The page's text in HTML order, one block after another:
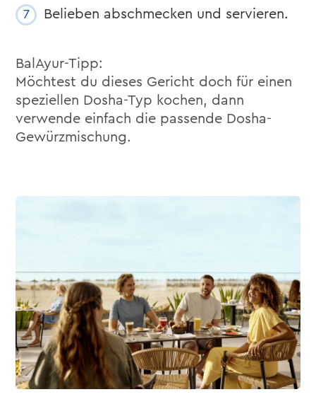
Belieben abschmecken und servieren.
BalAyur-Tipp:
Möchtest du dieses Gericht doch für einen
speziellen Dosha-Typ kochen, dann
verwende einfach die passende Dosha-
Gewürzmischung.